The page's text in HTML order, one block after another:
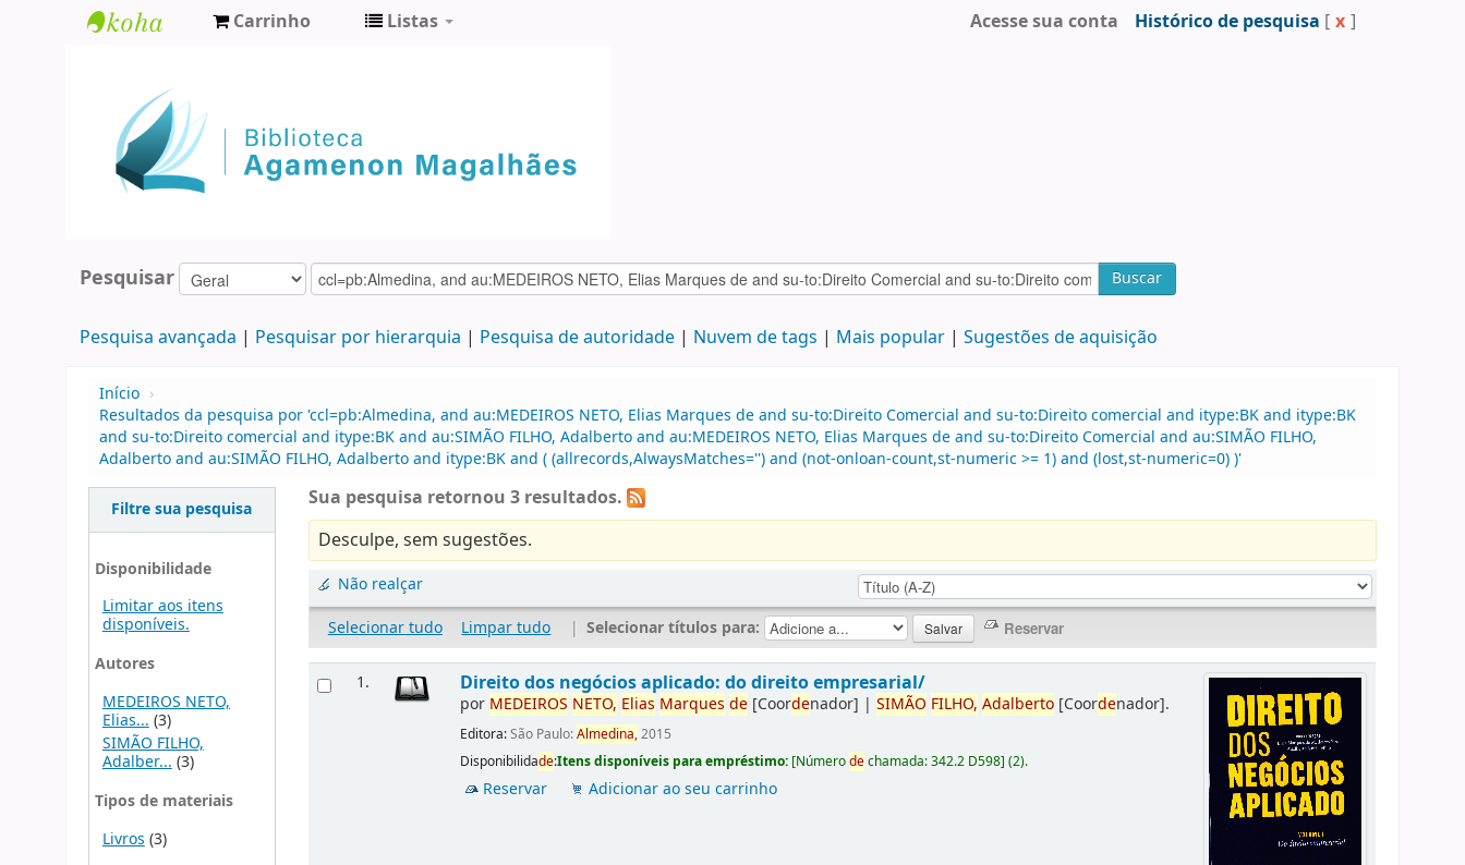
Agamenon
Magalhães
Carrinho Listas Acesse sua conta Histórico de pesquisa [ x ]
Pesquisar Buscar
Pesquisa avançada Pesquisar por hierarquia Pesquisa de autoridade Nuvem de tags Mais popular Sugestões de aquisição
Início ›
Resultados da pesquisa por 'ccl=pb:Almedina, and au:MEDEIROS NETO, Elias Marques de and su-to:Direito Comercial and su-to:Direito comercial and itype:BK and itype:BK
and su-to:Direito comercial and itype:BK and au:SIMÃO FILHO, Adalberto and au:MEDEIROS NETO, Elias Marques de and su-to:Direito Comercial and au:SIMÃO FILHO,
Adalberto and au:SIMÃO FILHO, Adalberto and itype:BK and ( (allrecords,AlwaysMatches='') and (not-onloan-count,st-numeric >= 1) and (lost,st-numeric=0) )'
Filtre sua pesquisa
Disponibilidade
Limitar aos itens
disponíveis.
Autores
MEDEIROS NETO,
Elias... (3)
SIMÃO FILHO,
Adalber...(3)
Tipos de materiais
Livros (3)
Sua pesquisa retornou 3 resultados.
Desculpe, sem sugestões.
Não realçar
Selecionar tudo
Limpar tudo | Selecionar títulos para:
1. Direito dos negócios aplicado: do direito empresarial/
por MEDEIROS NETO, Elias Marques de [Coordenador] |SIMÃO FILHO, Adalberto [Coordenador].
Editora:São Paulo:Almedina,2015
Disponibilidade:Itens disponíveis para empréstimo: [Númerodechamada:342.2 D598](2).
Reservar Adicionar ao seu carrinho